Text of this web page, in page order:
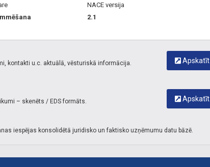
NACE versija
2.1
Apskatīt
kontakti u.c. aktuālā, vēsturiskā informācija.
Apskatīt
– skenēts / EDS formāts.
iespējas konsolidētā juridisko un faktisko uzņēmumu datu bāzē.